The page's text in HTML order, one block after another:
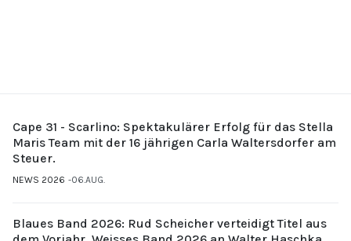
Cape 31 - Scarlino: Spektakulärer Erfolg für das Stella
Maris Team mit der 16 jährigen Carla Waltersdorfer am
Steuer.
NEWS 2026 06.AUG.
Blaues Band 2026: Rud Scheicher verteidigt Titel aus